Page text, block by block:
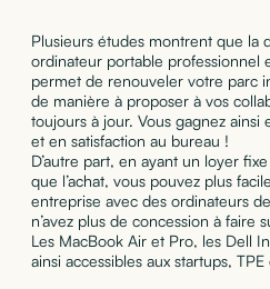
Plusieurs études montrent que la
ordinateur portable professionnel
permet de renouveler votre parc
de manière à proposer à vos
toujours à jour. Vous gagnez
et en satisfaction au bureau !
D’autre part, en ayant un loyer
que l’achat, vous pouvez plus
entreprise avec des ordinateurs
n’avez plus de concession à faire
Les MacBook Air et Pro, les Dell
ainsi accessibles aux startups, TPE